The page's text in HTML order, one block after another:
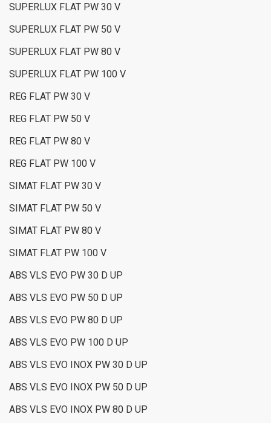
SUPERLUX FLAT PW 30 V
SUPERLUX FLAT PW 50 V
SUPERLUX FLAT PW 80 V
SUPERLUX FLAT PW 100 V
REG FLAT PW 30 V
REG FLAT PW 50 V
REG FLAT PW 80 V
REG FLAT PW 100 V
SIMAT FLAT PW 30 V
SIMAT FLAT PW 50 V
SIMAT FLAT PW 80 V
SIMAT FLAT PW 100 V
ABS VLS EVO PW 30 D UP
ABS VLS EVO PW 50 D UP
ABS VLS EVO PW 80 D UP
ABS VLS EVO PW 100 D UP
ABS VLS EVO INOX PW 30 D UP
ABS VLS EVO INOX PW 50 D UP
ABS VLS EVO INOX PW 80 D UP